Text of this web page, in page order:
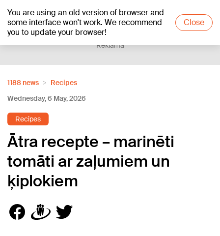
You are using an old version of browser and
some interface won't work. We recommend
you to update your browser!
Close
+25°C
Reklāma
1188 news
Recipes
Wednesday, 6 May, 2026
Recipes
Ātra recepte – marinēti
tomāti ar zaļumiem un
ķiplokiem